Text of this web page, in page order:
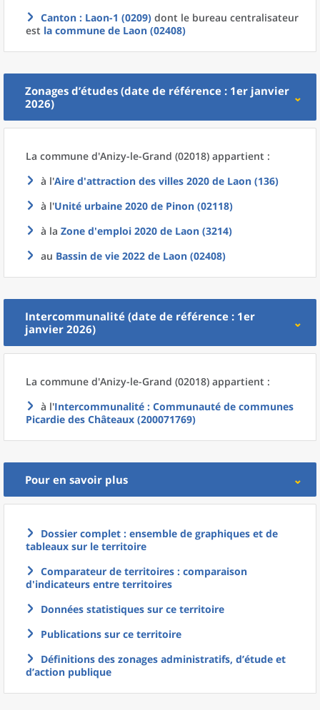
Canton : Laon-1 (0209) dont le bureau centralisateur
est la commune de Laon (02408)
Zonages d’études (date de référence : 1er janvier
2026)
La commune d'Anizy-le-Grand (02018) appartient :
à l'Aire d'attraction des villes 2020 de Laon (136)
à l'Unité urbaine 2020 de Pinon (02118)
à la Zone d'emploi 2020 de Laon (3214)
au Bassin de vie 2022 de Laon (02408)
Intercommunalité (date de référence : 1er
janvier 2026)
La commune d'Anizy-le-Grand (02018) appartient :
à l'Intercommunalité : Communauté de communes
Picardie des Châteaux (200071769)
Pour en savoir plus
Dossier complet : ensemble de graphiques et de
tableaux sur le territoire
Comparateur de territoires : comparaison
d'indicateurs entre territoires
Données statistiques sur ce territoire
Publications sur ce territoire
Définitions des zonages administratifs, d’étude et
d’action publique